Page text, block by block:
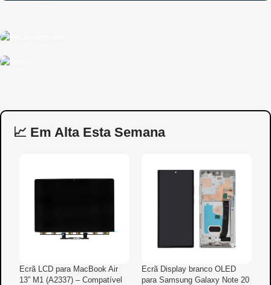
para reparação
📈 Em Alta Esta Semana
Ecrã LCD para MacBook Air
13” M1 (A2337) – Compatível
Ecrã Display branco OLED
para Samsung Galaxy Note 20